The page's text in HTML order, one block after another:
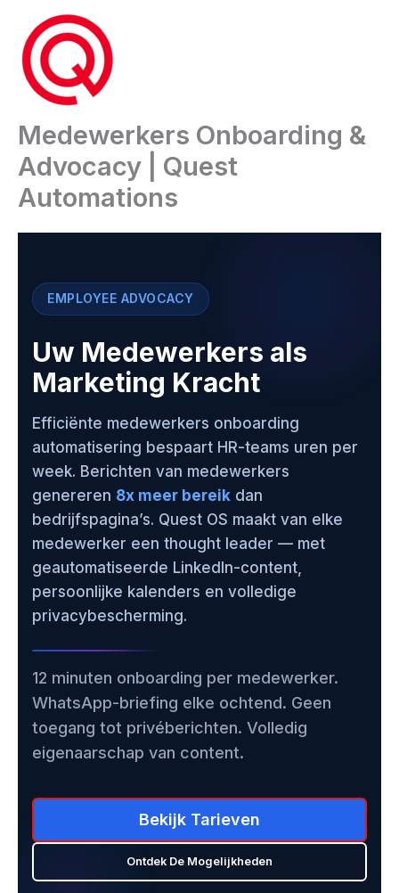
inhoud
Medewerkers Onboarding &
Advocacy | Quest
Automations
EMPLOYEE ADVOCACY
Uw Medewerkers als
Marketing Kracht
Efficiënte medewerkers onboarding
automatisering bespaart HR-teams uren per
week. Berichten van medewerkers
genereren 8x meer bereik dan
bedrijfspagina’s. Quest OS maakt van elke
medewerker een thought leader — met
geautomatiseerde LinkedIn-content,
persoonlijke kalenders en volledige
privacybescherming.
12 minuten onboarding per medewerker.
WhatsApp-briefing elke ochtend. Geen
toegang tot privéberichten. Volledig
eigenaarschap van content.
Bekijk Tarieven
Ontdek De Mogelijkheden